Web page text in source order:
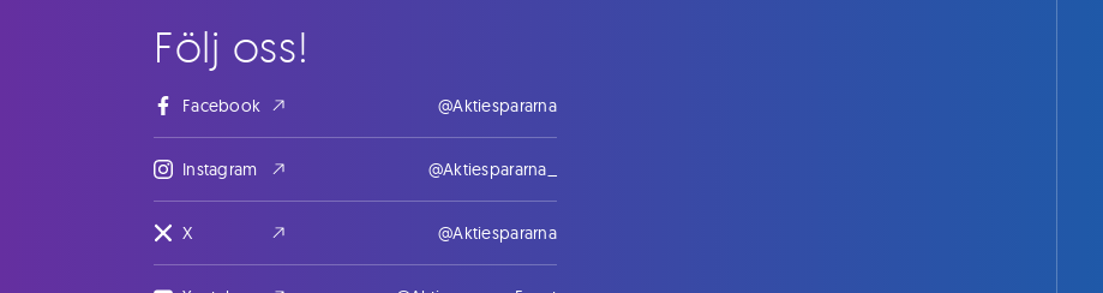
Följ oss!
Facebook @Aktiespararna
Instagram @Aktiespararna_
X @Aktiespararna